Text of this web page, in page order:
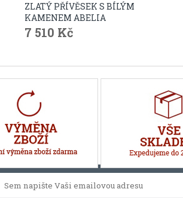
ZLATÝ PŘÍVĚSEK S BÍLÝM
KAMENEM ABELIA
7 510 Kč